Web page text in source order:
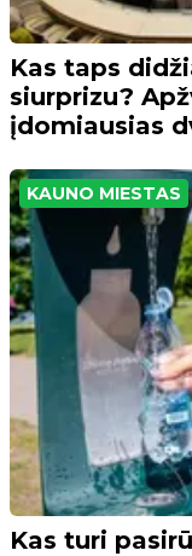
Kas taps
siurprizu?
įdomiausias
KAUNO MIESTAS
Kas turi